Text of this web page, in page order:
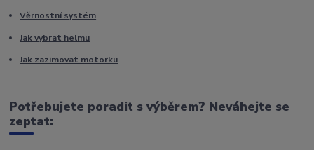
Věrnostní systém
Jak vybrat helmu
Jak zazimovat motorku
Potřebujete poradit s výběrem? Neváhejte se
zeptat: